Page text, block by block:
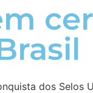
dos Selos